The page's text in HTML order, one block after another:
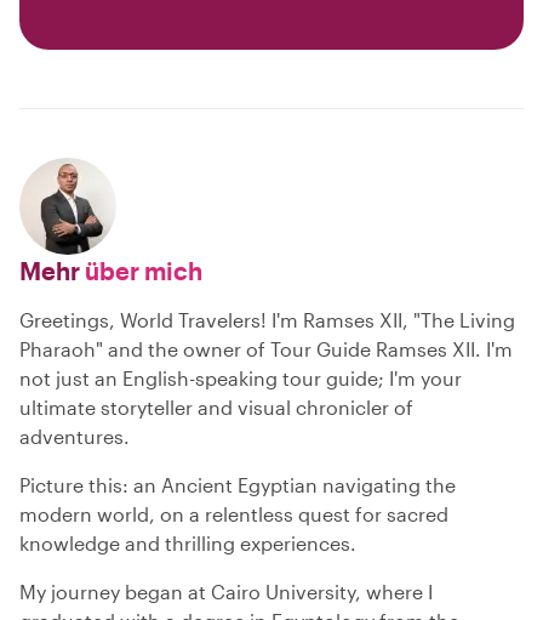
Mehr über mich
Greetings, World Travelers! I'm Ramses XII, "The Living
Pharaoh" and the owner of Tour Guide Ramses XII. I'm
not just an English-speaking tour guide; I'm your
ultimate storyteller and visual chronicler of
adventures.
Picture this: an Ancient Egyptian navigating the
modern world, on a relentless quest for sacred
knowledge and thrilling experiences.
My journey began at Cairo University, where I